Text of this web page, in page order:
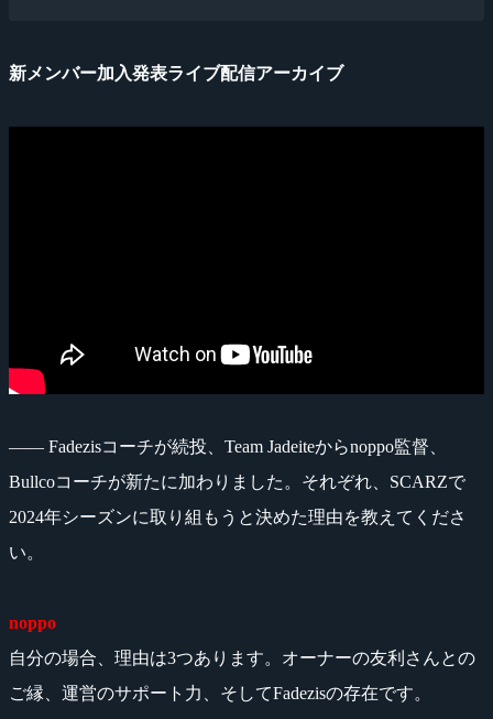
新メンバー加入発表ライブ配信アーカイブ
―― Fadezisコーチが続投、Team Jadeiteからnoppo監督、
Bullcoコーチが新たに加わりました。それぞれ、SCARZで
2024年シーズンに取り組もうと決めた理由を教えてくださ
い。
noppo
自分の場合、理由は3つあります。オーナーの友利さんとの
ご縁、運営のサポート力、そしてFadezisの存在です。